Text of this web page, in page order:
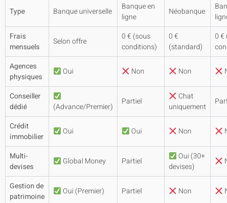
Type Banque universelle
Banque en
ligne
Néobanque
Frais
mensuels
Selon offre
0 € (sous
conditions)
0 €
(standard)
0 €
Agences
physiques
Oui Non Non
Conseiller
dédié
(Advance/Premier)
Partiel
Chat
uniquement
Crédit
immobilier
Oui Oui Non
Multi-
devises
Global Money Partiel
Oui (30+
devises)
Gestion de
patrimoine
Oui (Premier) Partiel Non